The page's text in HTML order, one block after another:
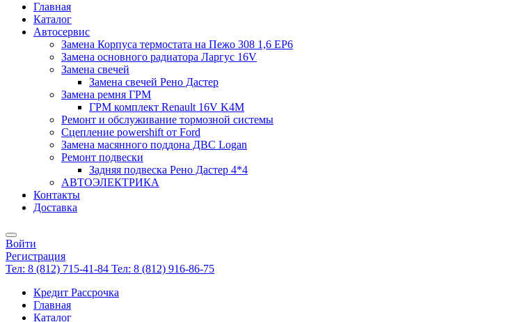
Главная
Каталог
Автосервис
Замена Корпуса термостата на Пежо 308 1,6 EP6
Замена основного радиатора Ларгус 16V
Замена свечей
Замена свечей Рено Дастер
Замена ремня ГРМ
ГРМ комплект Renault 16V K4M
Ремонт и обслуживание тормозной системы
Сцепление powershift от Ford
Замена масянного поддона ДВС Logan
Ремонт подвески
Задняя подвеска Рено Дастер 4*4
АВТОЭЛЕКТРИКА
Контакты
Доставка
Войти
Регистрация
Тел: 8 (812) 715-41-84 Тел: 8 (812) 916-86-75
Кредит Рассрочка
Главная
Каталог